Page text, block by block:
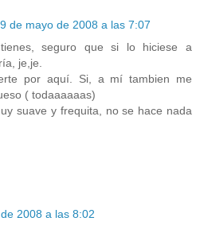
de mayo de 2008 a las 7:07
seguro que si lo hiciese a
je,je.
por aquí. Si, a mí tambien me
( todaaaaaas)
suave y frequita, no se hace nada
2008 a las 8:02